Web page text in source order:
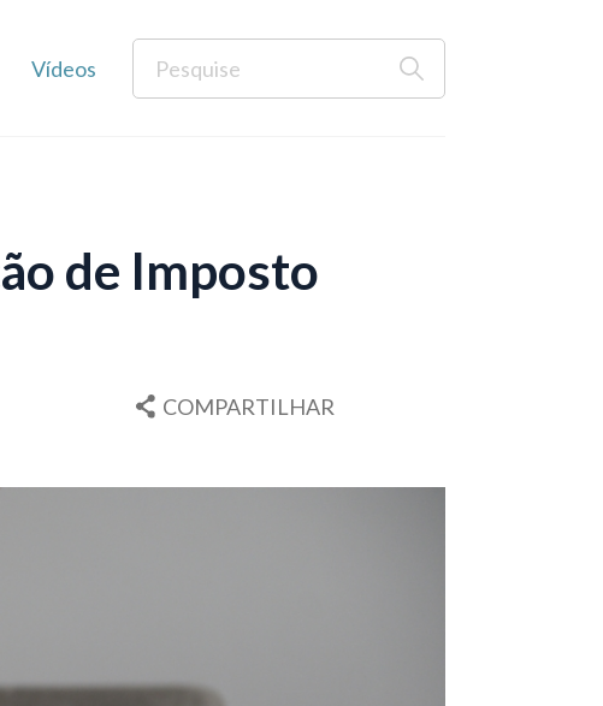
Vídeos
de Imposto
COMPARTILHAR